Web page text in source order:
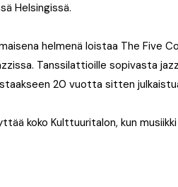
Helsingissä.
helmenä loistaa The Five
Tanssilattioille sopivasta
20 vuotta sitten
koko Kulttuuritalon, kun